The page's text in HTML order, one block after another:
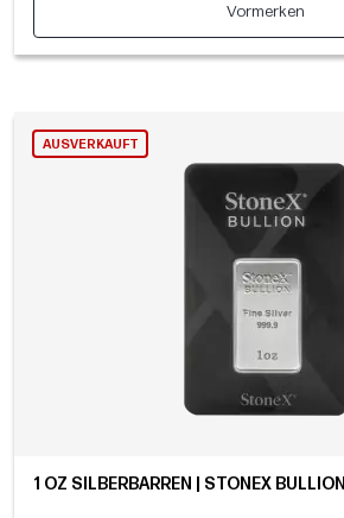
Vormerken
AUSVERKAUFT
1 OZ SILBERBARREN | STONEX BULLION